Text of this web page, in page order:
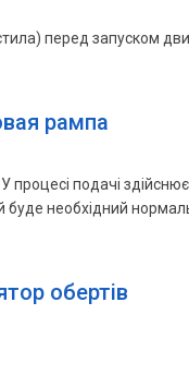
перед запуском
рампа
подачі
буде необхідний
обертів